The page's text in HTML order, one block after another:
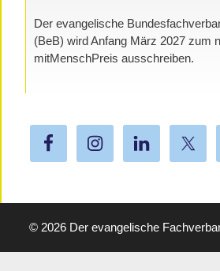
Der evangelische
(BeB) wird Anfang März 2027 zum
mitMenschPreis ausschreiben.
© 2026 Der evangelische